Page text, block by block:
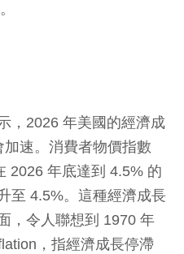
，2026 年美國的經濟成
速。消費者物價指數
2026 年底達到 4.5% 的
至 4.5%。這種經濟成長
，令人聯想到 1970 年
，指經濟成長停滯